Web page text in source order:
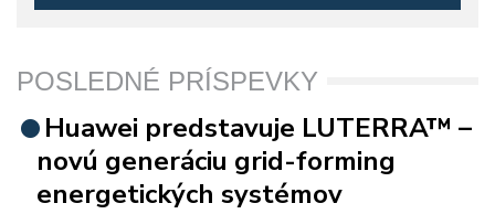
POSLEDNÉ PRÍSPEVKY
Huawei predstavuje LUTERRA™ –
novú generáciu grid-forming
energetických systémov